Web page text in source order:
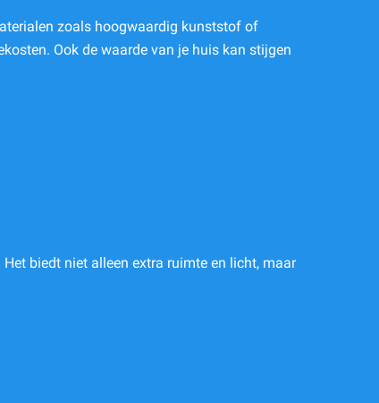
zoals hoogwaardig kunststof of
Ook de waarde van je huis kan stijgen
biedt niet alleen extra ruimte en licht, maar